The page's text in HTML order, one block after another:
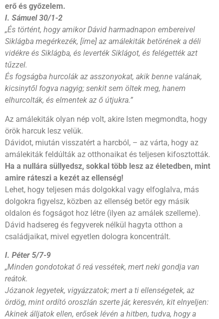
erő és győzelem.
I. Sámuel 30/1-2
„És történt, hogy amikor Dávid harmadnapon embereivel
Siklágba megérkezék, [íme] az amálekiták betörének a déli
vidékre és Siklágba, és leverték Siklágot, és felégették azt
tűzzel.
És fogságba hurcolák az asszonyokat, akik benne valának,
kicsinytől fogva nagyig; senkit sem öltek meg, hanem
elhurcolták, és elmentek az ő útjukra.”
Az amálekiták olyan nép volt, akire Isten megmondta, hogy
örök harcuk lesz velük.
Dávidot, miután visszatért a harcból, – az várta, hogy az
amálekiták feldúlták az otthonaikat és teljesen kifosztották.
Ha a nullára süllyedsz, sokkal több lesz az életedben, mint
amire ráteszi a kezét az ellenség!
Lehet, hogy teljesen más dolgokkal vagy elfoglalva, más
dolgokra figyelsz, közben az ellenség betör egy másik
oldalon és fogságot hoz létre (ilyen az amálek szelleme).
Dávid hadsereg és fegyverek nélkül hagyta otthon a
családjaikat, mivel egyetlen dologra koncentrált.
I. Péter 5/7-9
„Minden gondotokat ő reá vessétek, mert neki gondja van
reátok.
Józanok legyetek, vigyázzatok; mert a ti ellenségetek, az
ördög, mint ordító oroszlán szerte jár, keresvén, kit elnyeljen:
Akinek álljatok ellen, erősek lévén a hitben, tudva, hogy a